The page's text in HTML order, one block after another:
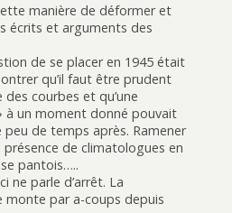
manière de déformer et
écrits et arguments des
de se placer en 1945 était
qu’il faut être prudent
des courbes et qu’une
à un moment donné pouvait
peu de temps après. Ramener
présence de climatologues en
pantois…..
ne parle d’arrêt. La
monte par a-coups depuis